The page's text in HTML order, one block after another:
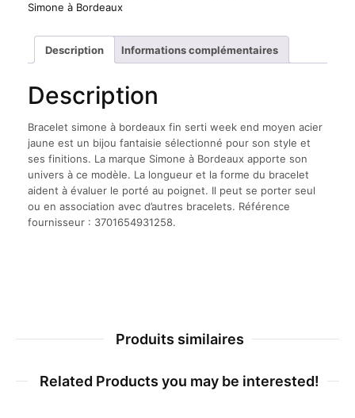
Simone à Bordeaux
Description Informations complémentaires
Description
Bracelet simone à bordeaux fin serti week end moyen acier
jaune est un bijou fantaisie sélectionné pour son style et
ses finitions. La marque Simone à Bordeaux apporte son
univers à ce modèle. La longueur et la forme du bracelet
aident à évaluer le porté au poignet. Il peut se porter seul
ou en association avec d’autres bracelets. Référence
fournisseur : 3701654931258.
Produits similaires
Related Products you may be interested!